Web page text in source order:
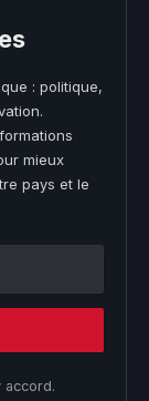
: politique,
mieux
pays et le
accord.